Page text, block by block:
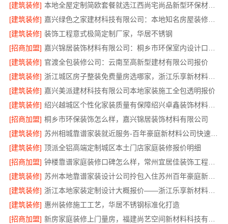
[建筑装修]
本地全屋定制简欧套餐就选江西尚宅尚品新型环保材料有限公司
[建筑装修]
嘉兴绿色之家建材科技有限公司：本地知名房屋装修服务环保
[建筑装修] 装饰工程意式极简定制厂家，华居不锈钢
[招商加盟]
[建筑装修] 官渡全包装修公司：云南至高新型建材有限公司报价
[建筑装修]
浙江城区房子整装免费量房选哪家，浙江乐享新材料有限公司本地首选
[建筑装修] 嘉兴美派建材科技有限公司本地家装施工全包透明报价
[建筑装修]
绍兴越城区个性化家装质量有保障绍兴卓鑫装饰材料有限公司
[招商加盟] 桐乡市环保装饰怎么样，嘉兴锦居装饰材料有限公司
[建筑装修]
苏州相城靠谱家装就近服务-百年豪庭新材料公司快速响应
[建筑装修] 顶派全铝高端定制城区本土门店家庭装修报价明细
[招商加盟]
钟楼靠谱家庭装修口碑怎么样，常州宜居佳装饰工程有限公司评价
[建筑装修]
苏州本地靠谱家装设计公司拎包入住苏州百年豪庭新材料有限公司
[建筑装修]
浙江本地家装定制设计大概报价——浙江乐享新材料有限公司
[建筑装修] 惠州装修施工工艺，华居不锈钢标准化打造
[招商加盟]